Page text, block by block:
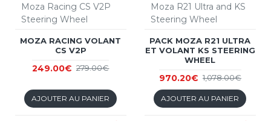
Moza Racing CS V2P
Steering Wheel
MOZA RACING VOLANT
CS V2P
249.00€ 279.00€
AJOUTER AU PANIER
Moza R21 Ultra and KS
Steering Wheel
PACK MOZA R21 ULTRA
ET VOLANT KS STEERING
WHEEL
970.20€ 1,078.00€
AJOUTER AU PANIER